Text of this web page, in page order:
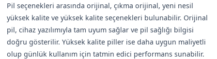
Pil seçenekleri arasında orijinal, çıkma orijinal, yeni nesil
yüksek kalite ve yüksek kalite seçenekleri bulunabilir. Orijinal
pil, cihaz yazılımıyla tam uyum sağlar ve pil sağlığı bilgisi
doğru gösterilir. Yüksek kalite piller ise daha uygun maliyetli
olup günlük kullanım için tatmin edici performans sunabilir.